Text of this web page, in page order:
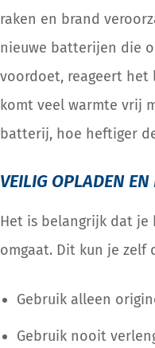
raken en brand
nieuwe batterijen die
voordoet, reageert
komt veel warmte vrij
batterij, hoe heftiger
VEILIG OPLADEN
Het is belangrijk dat je
omgaat. Dit kun je zelf
Gebruik alleen
Gebruik nooit